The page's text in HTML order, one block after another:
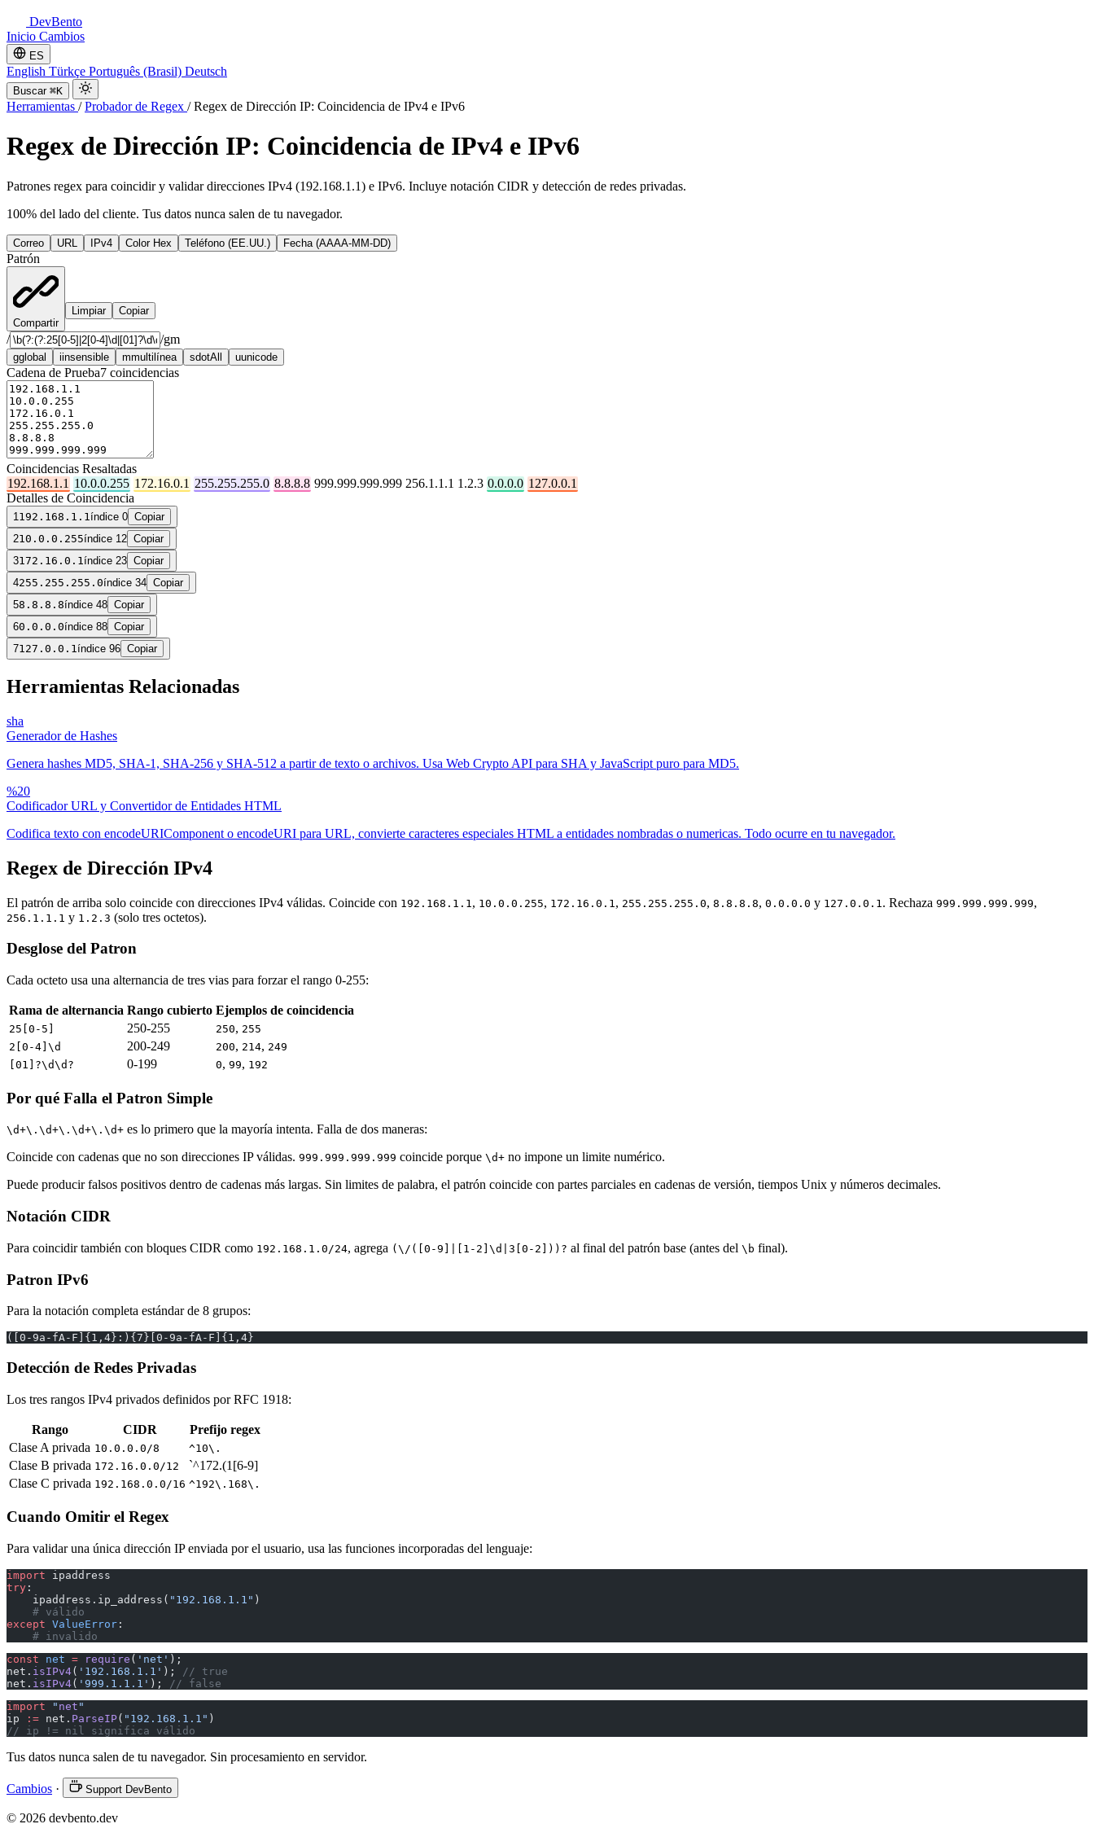
DevBento
Inicio Cambios
ES
English Türkçe Português (Brasil) Deutsch
Buscar ⌘K
Herramientas / Probador de Regex / Regex de Dirección IP: Coincidencia de IPv4 e IPv6
Regex de Dirección IP: Coincidencia de IPv4 e IPv6
Patrones regex para coincidir y validar direcciones IPv4 (192.168.1.1) e IPv6. Incluye notación CIDR y detección de redes privadas.
100% del lado del cliente. Tus datos nunca salen de tu navegador.
Correo URL IPv4 Color Hex Teléfono (EE.UU.) Fecha (AAAA-MM-DD)
Patrón
Compartir
Limpiar Copiar
/ /gm
gglobal iinsensible mmultilínea sdotAll uunicode
Cadena de Prueba7 coincidencias
Coincidencias Resaltadas
192.168.1.1 10.0.0.255 172.16.0.1 255.255.255.0 8.8.8.8 999.999.999.999 256.1.1.1 1.2.3 0.0.0.0 127.0.0.1
Detalles de Coincidencia
1 192.168.1.1 índice 0 Copiar
210.0.0.255índice 12 Copiar
3172.16.0.1 índice 23 Copiar
4255.255.255.0índice 34 Copiar
58.8.8.8índice 48 Copiar
60.0.0.0índice 88 Copiar
7127.0.0.1 índice 96 Copiar
Herramientas Relacionadas
sha
Generador de Hashes
Genera hashes MD5, SHA-1, SHA-256 y SHA-512 a partir de texto o archivos. Usa Web Crypto API para SHA y JavaScript puro para MD5.
%20
Codificador URL y Convertidor de Entidades HTML
Codifica texto con encodeURIComponent o encodeURI para URL, convierte caracteres especiales HTML a entidades nombradas o numericas. Todo ocurre en tu navegador.
Regex de Dirección IPv4
El patrón de arriba solo coincide con direcciones IPv4 válidas. Coincide con 192.168.1.1 , 10.0.0.255, 172.16.0.1 , 255.255.255.0, 8.8.8.8, 0.0.0.0 y 127.0.0.1 . Rechaza 999.999.999.999,
256.1.1.1 y 1.2.3 (solo tres octetos).
Desglose del Patron
Cada octeto usa una alternancia de tres vias para forzar el rango 0-255:
Rama de alternancia Rango cubierto Ejemplos de coincidencia
25[0-5] 250-255 250, 255
2[0-4]\d
200-249 200, 214, 249
[01]?\d\d?
0-199 0, 99, 192
Por qué Falla el Patron Simple
\d+\.\d+\.\d+\.\d+ es lo primero que la mayoría intenta. Falla de dos maneras:
Coincide con cadenas que no son direcciones IP válidas. 999.999.999.999 coincide porque \d+ no impone un limite numérico.
Puede producir falsos positivos dentro de cadenas más largas. Sin limites de palabra, el patrón coincide con partes parciales en cadenas de versión, tiempos Unix y números decimales.
Notación CIDR
Para coincidir también con bloques CIDR como 192.168.1.0/24, agrega (\/([0-9]|[1-2]\d|3[0-2]))? al final del patrón base (antes del \b final).
Patron IPv6
Para la notación completa estándar de 8 grupos:
([0-9a-fA-F]{1,4}:){7}[0-9a-fA-F]{1,4}
Detección de Redes Privadas
Los tres rangos IPv4 privados definidos por RFC 1918:
Rango CIDR
Prefijo regex
Clase A privada 10.0.0.0/8 ^10\.
Clase B privada 172.16.0.0/12
`^172.(1[6-9]
Clase C privada 192.168.0.0/16 ^192\.168\.
Cuando Omitir el Regex
Para validar una única dirección IP enviada por el usuario, usa las funciones incorporadas del lenguaje:
import ipaddress
try :
    ipaddress.ip_address(
"192.168.1.1" )
    # válido
except ValueError :
    # invalido
const net = require ( 'net' );
net. isIPv4( '192.168.1.1' );
// true
net. isIPv4( '999.1.1.1' );
// false
import " net "
ip
:= net. ParseIP( "192.168.1.1" )
// ip != nil significa válido
Tus datos nunca salen de tu navegador. Sin procesamiento en servidor.
Cambios · Support DevBento
© 2026 devbento.dev